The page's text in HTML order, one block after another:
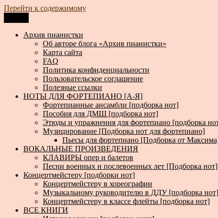
Перейти к содержимому
Архив пианистки
Всё для пианистов: ноты, книги, музыка, статьи…
Архив пианистки
Об авторе блога «Архив пианистки»
Карта сайта
FAQ
Политика конфиденциальности
Пользовательское соглашение
Полезные ссылки
НОТЫ ДЛЯ ФОРТЕПИАНО [А-Я]
Фортепианные ансамбли [подборка нот]
Пособия для ДМШ [подборка нот]
Этюды и упражнения для фортепиано [подборка
Музицирование [Подборка нот для фортепиано]
Пьесы для фортепиано [Подборка от
ВОКАЛЬНЫЕ ПРОИЗВЕДЕНИЯ
КЛАВИРЫ опер и балетов
Песни военных и послевоенных лет [Подборка нот]
Концертмейстеру [подборки нот]
Концертмейстеру в хореографии
Музыкальному руководителю в ДДУ [подборка нот]
Концертмейстеру в классе флейты [подборка нот]
ВСЕ КНИГИ